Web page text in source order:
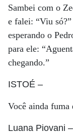
Sambei com o
e falei: “Viu
esperando o
para ele:
chegando.”
ISTOÉ –
Você ainda fuma
Luana Piovani –